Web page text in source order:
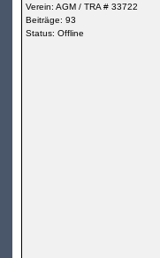
Verein: AGM / TRA # 33722
Beiträge: 93
Status: Offline